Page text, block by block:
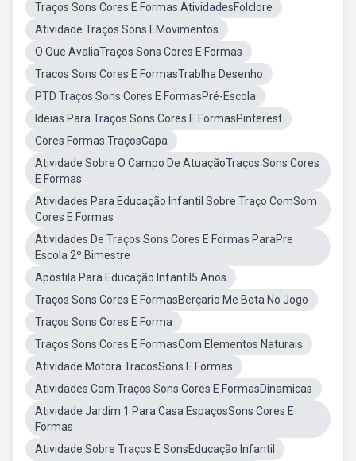
Traços Sons Cores E Formas AtividadesFolclore
Atividade Traços Sons EMovimentos
O Que AvaliaTraços Sons Cores E Formas
Tracos Sons Cores E FormasTrablha Desenho
PTD Traços Sons Cores E FormasPré-Escola
Ideias Para Traços Sons Cores E FormasPinterest
Cores Formas TraçosCapa
Atividade Sobre O Campo De AtuaçãoTraços Sons Cores
E Formas
Atividades Para Educação Infantil Sobre Traço ComSom
Cores E Formas
Atividades De Traços Sons Cores E Formas ParaPre
Escola 2º Bimestre
Apostila Para Educação Infantil5 Anos
Traços Sons Cores E FormasBerçario Me Bota No Jogo
Traços Sons Cores E Forma
Traços Sons Cores E FormasCom Elementos Naturais
Atividade Motora TracosSons E Formas
Atividades Com Traços Sons Cores E FormasDinamicas
Atividade Jardim 1 Para Casa EspaçosSons Cores E
Formas
Atividade Sobre Traços E SonsEducação Infantil